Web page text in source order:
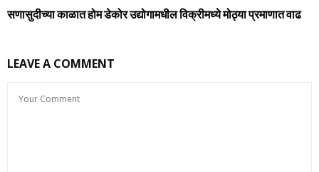
सणासुदीच्‍या काळात होम डेकोर उद्योगामधील विक्रीमध्‍ये मोठ्या प्रमाणात वाढ
LEAVE A COMMENT